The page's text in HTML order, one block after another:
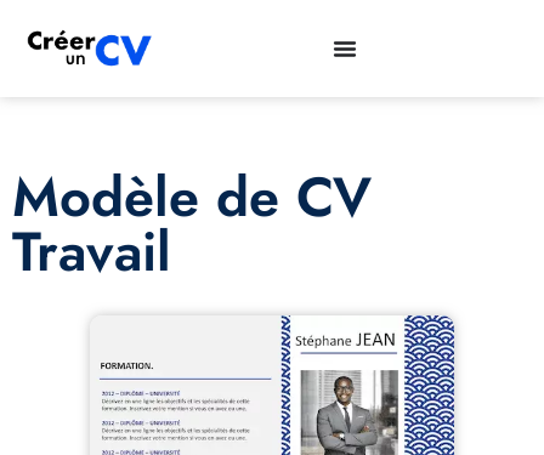
Modèle de CV
Travail